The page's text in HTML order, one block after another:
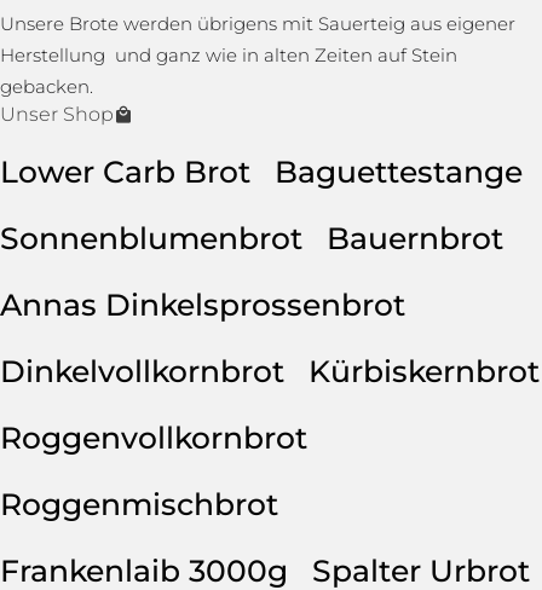
Unsere Brote werden übrigens mit Sauerteig aus eigener
Herstellung und ganz wie in alten Zeiten auf Stein
gebacken.
Unser Shop
Lower Carb Brot
Baguettestange
Sonnenblumenbrot
Bauernbrot
Annas Dinkelsprossenbrot
Dinkelvollkornbrot
Kürbiskernbrot
Roggenvollkornbrot
Roggenmischbrot
Frankenlaib 3000g
Spalter Urbrot